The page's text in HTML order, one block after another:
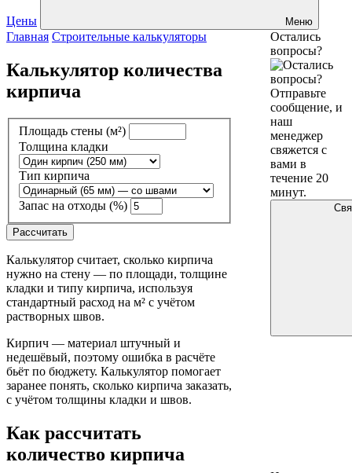
Цены Меню
Главная Строительные калькуляторы
Калькулятор количества
кирпича
Площадь стены (м²)
Толщина кладки
Тип кирпича
Запас на отходы (%)
Рассчитать
Калькулятор считает, сколько кирпича
нужно на стену — по площади, толщине
кладки и типу кирпича, используя
стандартный расход на м² с учётом
растворных швов.
Кирпич — материал штучный и
недешёвый, поэтому ошибка в расчёте
бьёт по бюджету. Калькулятор помогает
заранее понять, сколько кирпича заказать,
с учётом толщины кладки и швов.
Как рассчитать
количество кирпича
Остались
вопросы?
Отправьте
сообщение, и
наш
менеджер
свяжется с
вами в
течение 20
минут.